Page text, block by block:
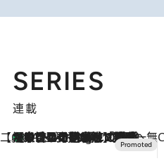
SERIES
連載
【CREA×星野リゾート】唯一無二。癒しと発見が待つ場所へ
11 Hours Ago
【トンボの足水浴】ヒノキの香りに包まれて涼感マックス！約13℃の湧水かけ流しを避暑地「星野温泉 トンボの湯」で体験